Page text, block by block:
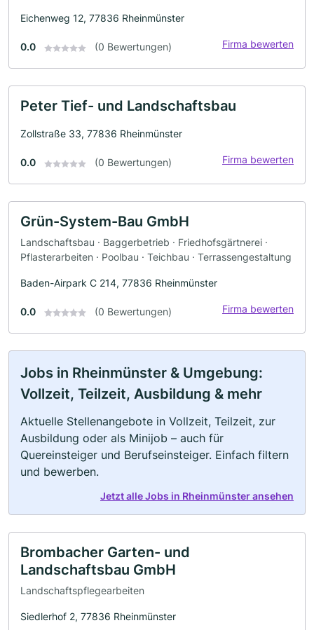
Eichenweg 12, 77836 Rheinmünster
0.0 (0 Bewertungen) Firma bewerten
Peter Tief- und Landschaftsbau
Zollstraße 33, 77836 Rheinmünster
0.0 (0 Bewertungen) Firma bewerten
Grün-System-Bau GmbH
Landschaftsbau · Baggerbetrieb · Friedhofsgärtnerei ·
Pflasterarbeiten · Poolbau · Teichbau · Terrassengestaltung
Baden-Airpark C 214, 77836 Rheinmünster
0.0 (0 Bewertungen) Firma bewerten
Jobs in Rheinmünster & Umgebung:
Vollzeit, Teilzeit, Ausbildung & mehr
Aktuelle Stellenangebote in Vollzeit, Teilzeit, zur
Ausbildung oder als Minijob – auch für
Quereinsteiger und Berufseinsteiger. Einfach filtern
und bewerben.
Jetzt alle Jobs in Rheinmünster ansehen
Brombacher Garten- und
Landschaftsbau GmbH
Landschaftspflegearbeiten
Siedlerhof 2, 77836 Rheinmünster